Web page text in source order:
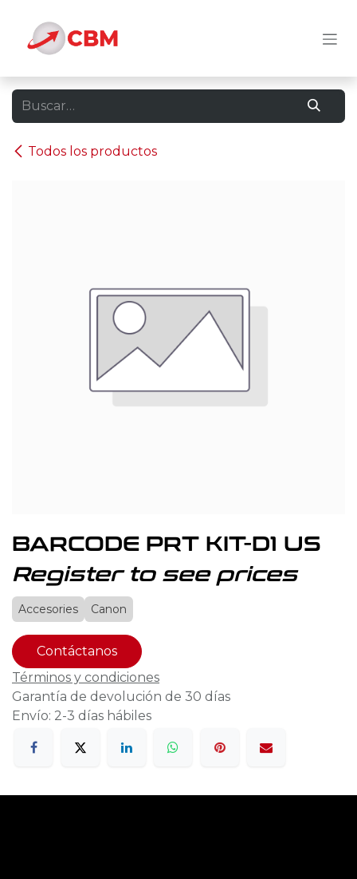
Todos los productos
BARCODE PRT KIT-D1 US
Register to see prices
Accesories Canon
Contáctanos
Términos y condiciones
Garantía de devolución de 30 días
Envío: 2-3 días hábiles